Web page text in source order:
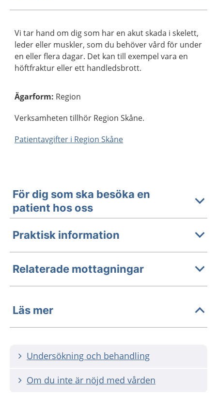
Vi tar hand om dig som har en akut skada i skelett,
leder eller muskler, som du behöver vård för under
en eller flera dagar. Det kan till exempel vara en
höftfraktur eller ett handledsbrott.
Ägarform: Region
Verksamheten tillhör Region Skåne.
Patientavgifter i Region Skåne
För dig som ska besöka en
patient hos oss
Praktisk information
Relaterade mottagningar
Läs mer
Undersökning och behandling
Om du inte är nöjd med vården